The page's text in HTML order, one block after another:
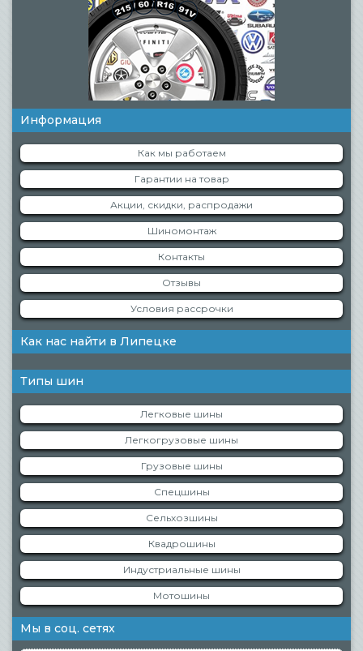
Информация
Как мы работаем
Гарантии на товар
Акции, скидки, распродажи
Шиномонтаж
Контакты
Отзывы
Условия рассрочки
Как нас найти в Липецке
Типы шин
Легковые шины
Легкогрузовые шины
Грузовые шины
Спецшины
Сельхозшины
Квадрошины
Индустриальные шины
Мотошины
Мы в соц. сетях